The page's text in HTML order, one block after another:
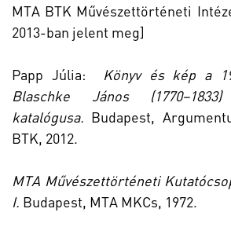
MTA BTK Művészettörténeti
2013-ban jelent meg]
Papp Júlia:
Könyv és kép a
Blaschke János
katalógusa. Budapest,
BTK, 2012.
MTA Művészettörténeti
I. Budapest, MTA MKCs, 1972.